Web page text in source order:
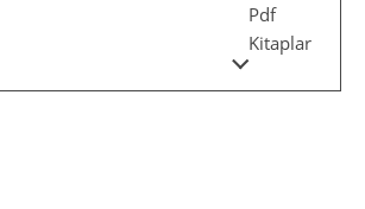
Pdf
Kitaplar